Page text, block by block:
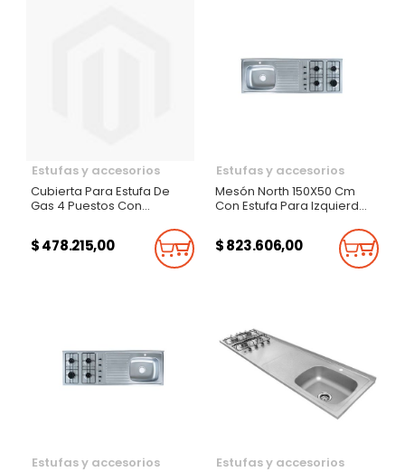
Estufas y accesorios
Cubierta Para Estufa De
Gas 4 Puestos Con
$ 478.215,00 Añadir Al Carrito
Estufas y accesorios
Mesón North 150X50 Cm
Con Estufa Para Izquierda
$ 823.606,00
Estufas y accesorios
Estufas y accesorios